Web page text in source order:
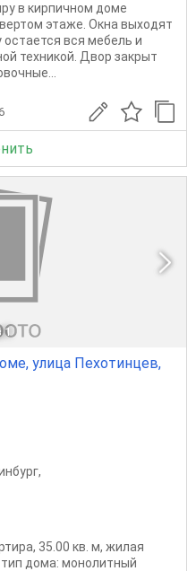
в кирпичном доме
этаже. Окна выходят
вся мебель и
техникой. Двор закрыт
1
улица Пехотинцев,
,
35.00 кв. м, жилая
дома: монолитный